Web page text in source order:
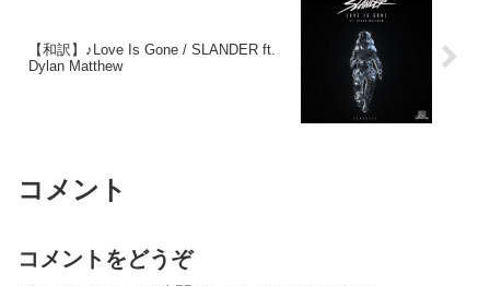
【和訳】♪Love Is Gone / SLANDER ft.
Dylan Matthew
コメント
コメントをどうぞ